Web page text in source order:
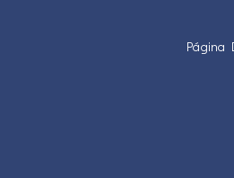
Página